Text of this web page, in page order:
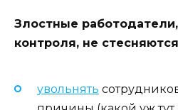
Злостные
контроля, не
увольнять